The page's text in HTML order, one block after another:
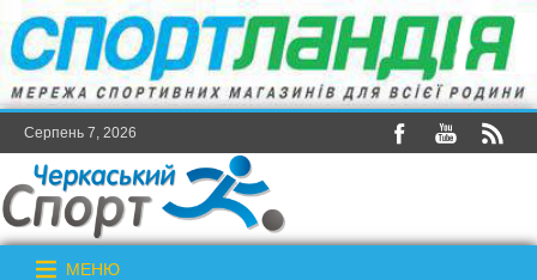
Серпень 7, 2026
МЕНЮ